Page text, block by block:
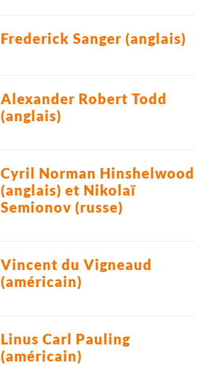
Frederick Sanger (anglais)
Alexander Robert Todd
(anglais)
Cyril Norman Hinshelwood
(anglais) et Nikolaï
Semionov (russe)
Vincent du Vigneaud
(américain)
Linus Carl Pauling
(américain)